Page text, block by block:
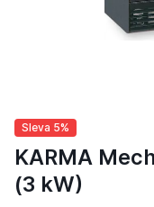
Sleva 5%
KARMA
(3 kW)